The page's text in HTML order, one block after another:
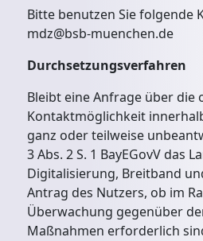
Bitte benutzen Sie folgende
mdz@bsb-muenchen.de
Durchsetzungsverfahren
Bleibt eine Anfrage über die
Kontaktmöglichkeit
ganz oder teilweise
3 Abs. 2 S. 1 BayEGovV das
Digitalisierung, Breitband
Antrag des Nutzers, ob im
Überwachung gegenüber
Maßnahmen erforderlich